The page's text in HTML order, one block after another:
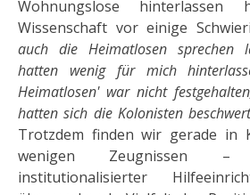
Wohnungslose
Wissenschaft vor einige
auch die Heimatlosen sprechen
hatten wenig für mich
Heimatlosen' war nicht
hatten sich die Kolonisten
Trotzdem finden wir gerade in
wenigen Zeugnissen –
institutionalisierter